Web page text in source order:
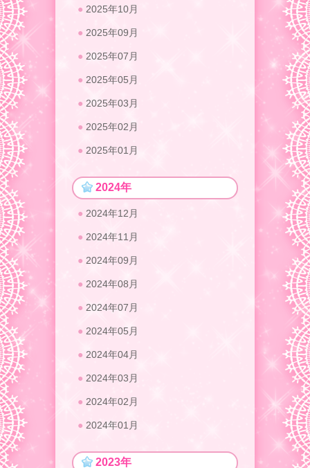
2025年10月
2025年09月
2025年07月
2025年05月
2025年03月
2025年02月
2025年01月
2024年
2024年12月
2024年11月
2024年09月
2024年08月
2024年07月
2024年05月
2024年04月
2024年03月
2024年02月
2024年01月
2023年